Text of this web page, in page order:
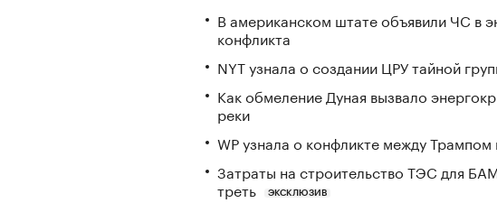
В американском штате объявили ЧС в
конфликта
NYT узнала о создании ЦРУ тайной
Как обмеление Дуная вызвало
реки
WP узнала о конфликте между Трампом
Затраты на строительство ТЭС для
треть
ЭКСКЛЮЗИВ